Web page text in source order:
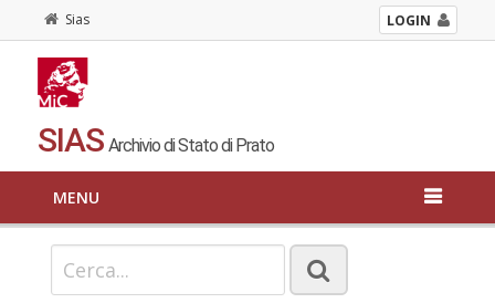
Sias LOGIN
SIAS Archivio di Stato di Prato
MENU